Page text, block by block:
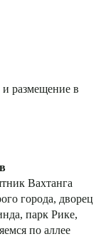
размещение в
Вахтанга
города, дворец
парк Рике,
по аллее